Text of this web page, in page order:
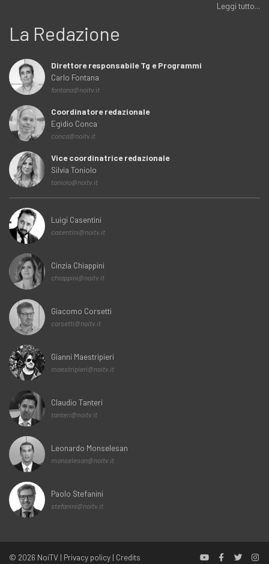
Leggi tutto...
La Redazione
Direttore responsabile Tg e Programmi
Carlo Fontana
fontana@noitv.it
Coordinatore redazionale
Egidio Conca
conca@noitv.it
Vice coordinatrice redazionale
Silvia Toniolo
toniolo@noitv.it
Luigi Casentini
casentini@noitv.it
Cinzia Chiappini
chiappini@noitv.it
Giacomo Corsetti
corsetti@noitv.it
Gianni Maestripieri
maestripieri@noitv.it
Claudio Tanteri
tanteri@noitv.it
Leonardo Monselesan
monselesan@noitv.it
Paolo Stefanini
stefanini@noitv.it
© 2026 NoiTV | Privacy policy | Credits